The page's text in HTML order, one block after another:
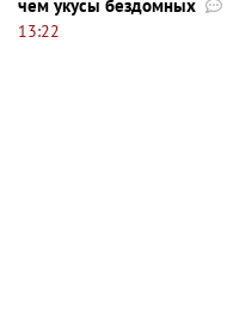
чем укусы бездомных
13:22